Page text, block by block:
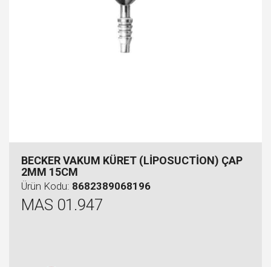
BECKER VAKUM KÜRET (LİPOSUCTİON) ÇAP
2MM 15CM
Ürün Kodu: 8682389068196
MAS 01.947